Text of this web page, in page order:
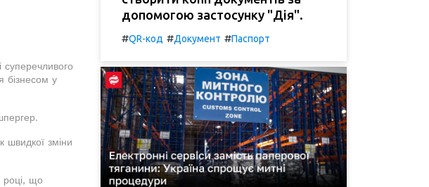
бізнесом у
швидкої зміни
році, що
допомогою застосунку "Дія".
#QR-код #Документ #Паспорт